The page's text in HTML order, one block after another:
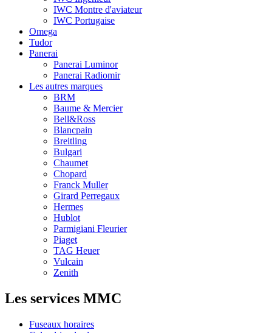
IWC Montre d'aviateur
IWC Portugaise
Omega
Tudor
Panerai
Panerai Luminor
Panerai Radiomir
Les autres marques
BRM
Baume & Mercier
Bell&Ross
Blancpain
Breitling
Bulgari
Chaumet
Chopard
Franck Muller
Girard Perregaux
Hermes
Hublot
Parmigiani Fleurier
Piaget
TAG Heuer
Vulcain
Zenith
Les services MMC
Fuseaux horaires